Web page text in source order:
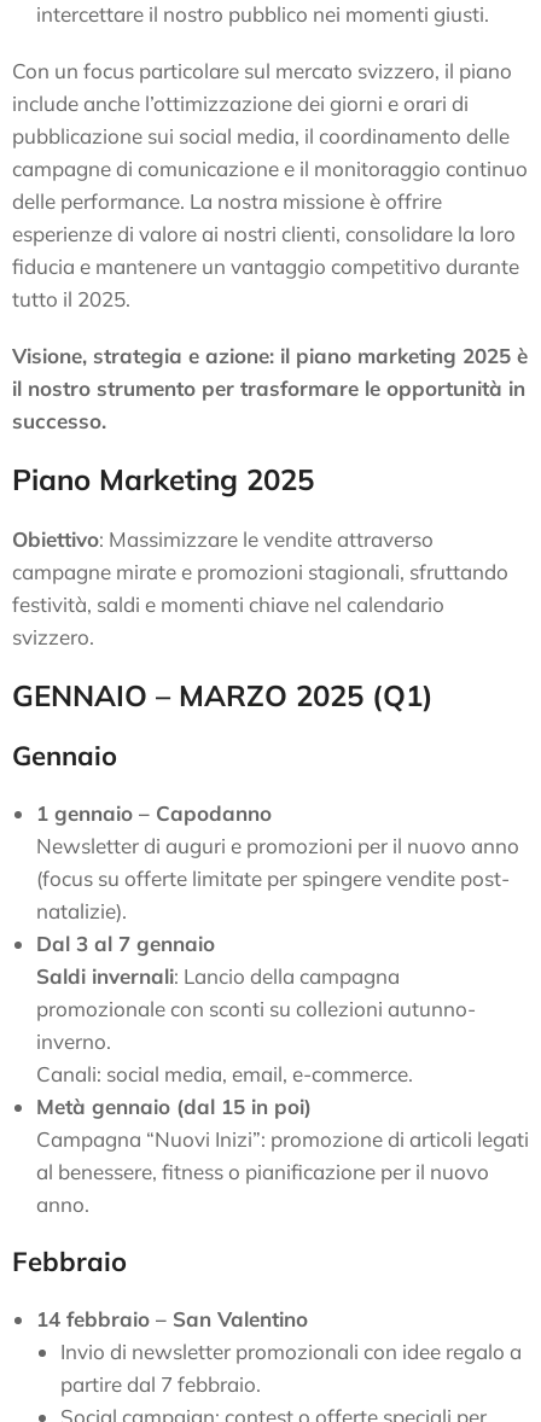
intercettare il nostro pubblico nei momenti giusti.
Con un focus particolare sul mercato svizzero, il piano
include anche l’ottimizzazione dei giorni e orari di
pubblicazione sui social media, il coordinamento delle
campagne di comunicazione e il monitoraggio continuo
delle performance. La nostra missione è offrire
esperienze di valore ai nostri clienti, consolidare la loro
fiducia e mantenere un vantaggio competitivo durante
tutto il 2025.
Visione, strategia e azione: il piano marketing 2025 è
il nostro strumento per trasformare le opportunità in
successo.
Piano Marketing 2025
Obiettivo: Massimizzare le vendite attraverso
campagne mirate e promozioni stagionali, sfruttando
festività, saldi e momenti chiave nel calendario
svizzero.
GENNAIO – MARZO 2025 (Q1)
Gennaio
1 gennaio – Capodanno
Newsletter di auguri e promozioni per il nuovo anno
(focus su offerte limitate per spingere vendite post-
natalizie).
Dal 3 al 7 gennaio
Saldi invernali: Lancio della campagna
promozionale con sconti su collezioni autunno-
inverno.
Canali: social media, email, e-commerce.
Metà gennaio (dal 15 in poi)
Campagna “Nuovi Inizi”: promozione di articoli legati
al benessere, fitness o pianificazione per il nuovo
anno.
Febbraio
14 febbraio – San Valentino
Invio di newsletter promozionali con idee regalo a
partire dal 7 febbraio.
Social campaign: contest o offerte speciali per